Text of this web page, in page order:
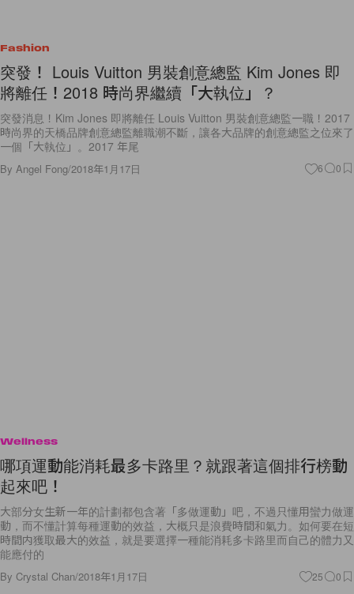
Fashion
突發！ Louis Vuitton 男裝創意總監 Kim Jones 即
將離任！2018 時尚界繼續「大執位」？
突發消息！Kim Jones 即將離任 Louis Vuitton 男裝創意總監一職！2017
時尚界的天橋品牌創意總監離職潮不斷，讓各大品牌的創意總監之位來了
一個「大執位」。2017 年尾
By Angel Fong/2018年1月17日 6 0
Wellness
哪項運動能消耗最多卡路里？就跟著這個排行榜動
起來吧！
大部分女生新一年的計劃都包含著「多做運動」吧，不過只懂用蠻力做運
動，而不懂計算每種運動的效益，大概只是浪費時間和氣力。如何要在短
時間内獲取最大的效益，就是要選擇一種能消耗多卡路里而自己的體力又
能應付的
By Crystal Chan/2018年1月17日 25 0